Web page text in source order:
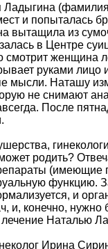
Ладыгина
и попыталась
из
в Центре
смотрит женщина
руками
мысли. Наташу
не снимают
После
родить?
(имеющие
функцию.
и
и, конечно,
Наталью
Ирина